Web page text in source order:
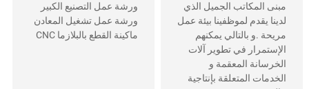
مبنى المكاتب الجميل الذي
لدينا يقدم لموظفينا بيئة عمل
مريحة .و بالتالي يمكنهم
الإستمرار في تطوير آلات
الخرسانة المعقمة و
الخدمات المتعلقة بإنتاجية
ورشة عمل التصنيع الكبير
ورشة عمل تشغيل المعادن
ماكينة القطع بالبلازما CNC